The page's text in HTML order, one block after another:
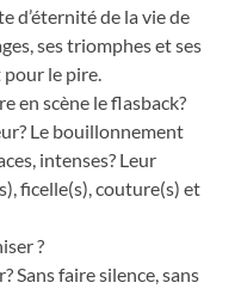
d’éternité de la vie de
ses triomphes et ses
le pire.
en scène le flasback?
Le bouillonnement
intenses? Leur
ficelle(s), couture(s) et
?
Sans faire silence, sans